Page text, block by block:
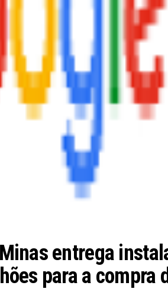
entrega
para a compra